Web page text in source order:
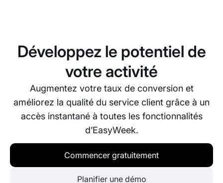
Développez le potentiel de
votre activité
Augmentez votre taux de conversion et
améliorez la qualité du service client grâce à un
accès instantané à toutes les fonctionnalités
d’EasyWeek.
Commencer gratuitement
Planifier une démo